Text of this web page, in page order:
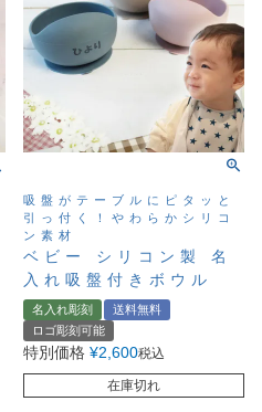
吸盤がテーブルにピタッと
引っ付く！やわらかシリコ
ン素材
ベビー シリコン製 名
入れ吸盤付きボウル
名入れ彫刻
送料無料
ロゴ彫刻可能
特別価格 ¥2,600税込
在庫切れ